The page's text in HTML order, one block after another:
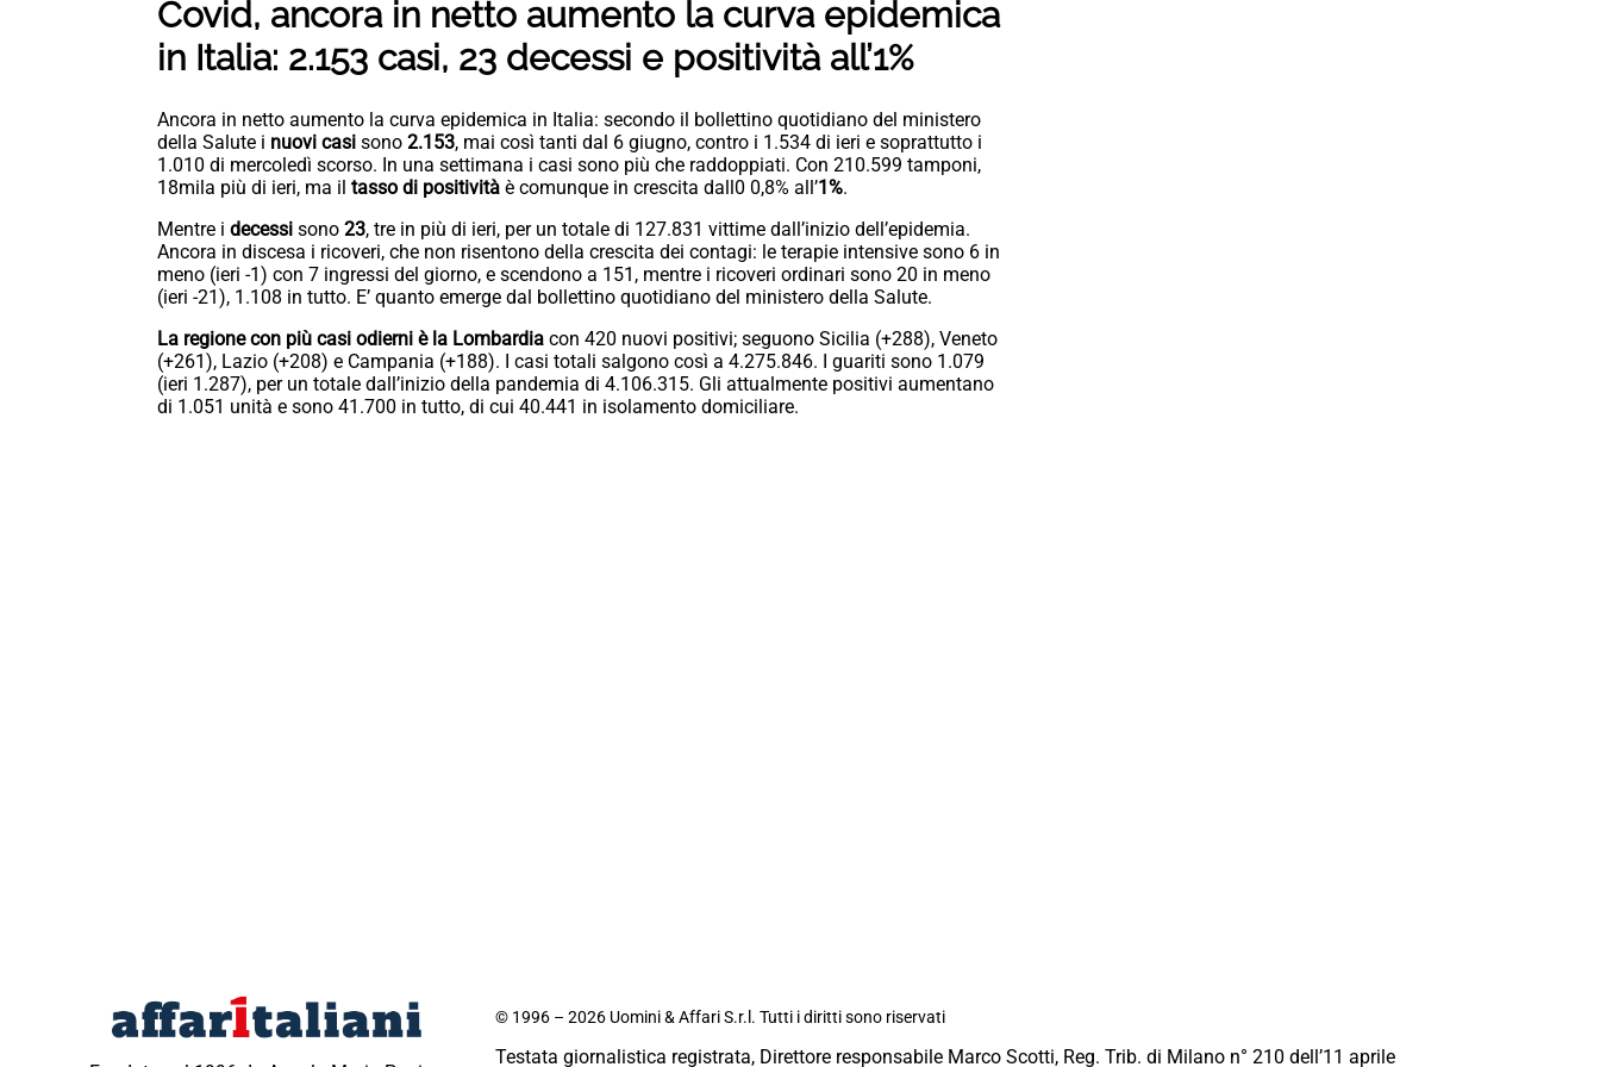
Covid, ancora in netto aumento la curva epidemica
in Italia: 2.153 casi, 23 decessi e positività all’1%
Ancora in netto aumento la curva epidemica in Italia: secondo il bollettino quotidiano del ministero
della Salute i nuovi casi sono 2.153, mai così tanti dal 6 giugno, contro i 1.534 di ieri e soprattutto i
1.010 di mercoledì scorso. In una settimana i casi sono più che raddoppiati. Con 210.599 tamponi,
18mila più di ieri, ma il tasso di positività è comunque in crescita dall0 0,8% all’1%.
Mentre i decessi sono 23, tre in più di ieri, per un totale di 127.831 vittime dall’inizio dell’epidemia.
Ancora in discesa i ricoveri, che non risentono della crescita dei contagi: le terapie intensive sono 6 in
meno (ieri -1) con 7 ingressi del giorno, e scendono a 151, mentre i ricoveri ordinari sono 20 in meno
(ieri -21), 1.108 in tutto. E’ quanto emerge dal bollettino quotidiano del ministero della Salute.
La regione con più casi odierni è la Lombardia con 420 nuovi positivi; seguono Sicilia (+288), Veneto
(+261), Lazio (+208) e Campania (+188). I casi totali salgono così a 4.275.846. I guariti sono 1.079
(ieri 1.287), per un totale dall’inizio della pandemia di 4.106.315. Gli attualmente positivi aumentano
di 1.051 unità e sono 41.700 in tutto, di cui 40.441 in isolamento domiciliare.
© 1996 – 2026 Uomini & Affari S.r.l. Tutti i diritti sono riservati
Testata giornalistica registrata, Direttore responsabile Marco Scotti, Reg. Trib. di Milano n° 210 dell’11 aprile